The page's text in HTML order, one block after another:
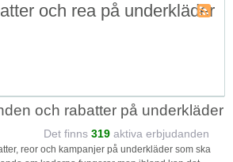
och rea på underkläder
och rabatter på underkläder
Det finns 319 aktiva erbjudanden
reor och kampanjer på underkläder som ska